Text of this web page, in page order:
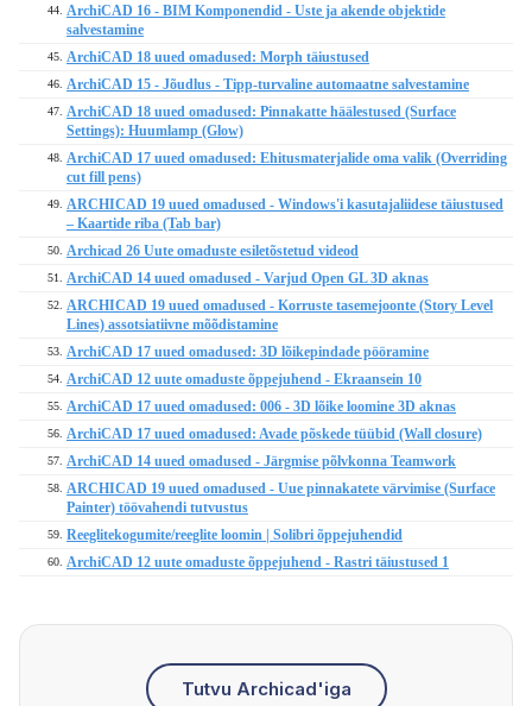
44.
ArchiCAD 16 - BIM Komponendid - Uste ja akende objektide
salvestamine
45. ArchiCAD 18 uued omadused: Morph täiustused
46. ArchiCAD 15 - Jõudlus - Tipp-turvaline automaatne salvestamine
47.
ArchiCAD 18 uued omadused: Pinnakatte häälestused (Surface
Settings): Huumlamp (Glow)
48.
ArchiCAD 17 uued omadused: Ehitusmaterjalide oma valik (Overriding
cut fill pens)
49.
ARCHICAD 19 uued omadused - Windows'i kasutajaliidese täiustused
– Kaartide riba (Tab bar)
50. Archicad 26 Uute omaduste esiletõstetud videod
51. ArchiCAD 14 uued omadused - Varjud Open GL 3D aknas
52.
ARCHICAD 19 uued omadused - Korruste tasemejoonte (Story Level
Lines) assotsiatiivne mõõdistamine
53. ArchiCAD 17 uued omadused: 3D lõikepindade pööramine
54. ArchiCAD 12 uute omaduste õppejuhend - Ekraansein 10
55. ArchiCAD 17 uued omadused: 006 - 3D lõike loomine 3D aknas
56. ArchiCAD 17 uued omadused: Avade põskede tüübid (Wall closure)
57. ArchiCAD 14 uued omadused - Järgmise põlvkonna Teamwork
58.
ARCHICAD 19 uued omadused - Uue pinnakatete värvimise (Surface
Painter) töövahendi tutvustus
59. Reeglitekogumite/reeglite loomin | Solibri õppejuhendid
60. ArchiCAD 12 uute omaduste õppejuhend - Rastri täiustused 1
Tutvu Archicad'iga